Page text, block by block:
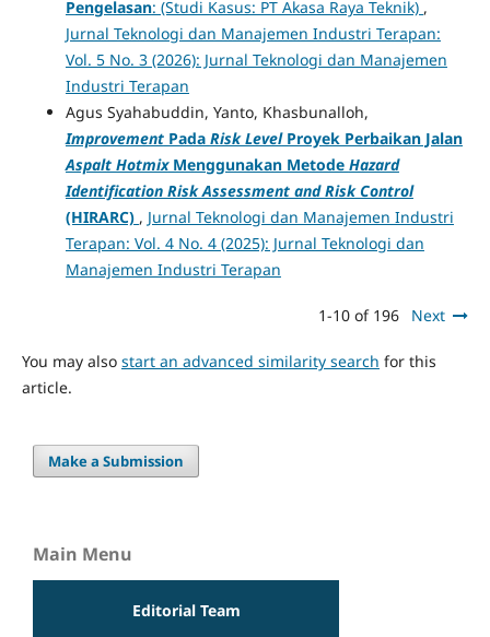
Pengelasan: (Studi Kasus: PT Akasa Raya Teknik) ,
Jurnal Teknologi dan Manajemen Industri Terapan:
Vol. 5 No. 3 (2026): Jurnal Teknologi dan Manajemen
Industri Terapan
Agus Syahabuddin, Yanto, Khasbunalloh,
ImprovementPada Risk LevelProyek Perbaikan Jalan
Aspalt HotmixMenggunakan Metode Hazard
Identification Risk Assessment and Risk Control
(HIRARC) , Jurnal Teknologi dan Manajemen Industri
Terapan: Vol. 4 No. 4 (2025): Jurnal Teknologi dan
Manajemen Industri Terapan
1-10 of 196 Next
You may also start an advanced similarity search for this
article.
Make a Submission
Main Menu
Editorial Team